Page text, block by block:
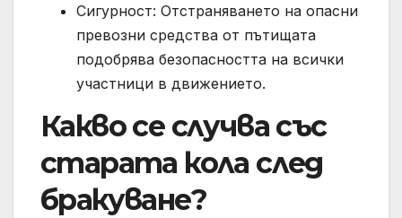
Сигурност: Отстраняването на опасни
превозни средства от пътищата
подобрява безопасността на всички
участници в движението.
Какво се случва със
старата кола след
бракуване?